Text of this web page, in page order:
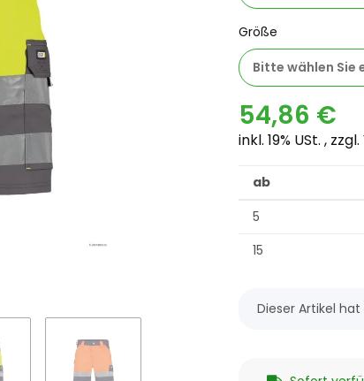
Größe
Bitte wählen Sie
54,86 €
inkl. 19% USt. , zzgl.
ab
5
15
x
Dieser Artikel